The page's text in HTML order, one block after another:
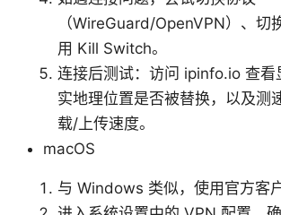
（WireGuard/OpenVPN）、切
用 Kill Switch。
连接后测试：访问 ipinfo.io 查看
实地理位置是否被替换，以及测
载/上传速度。
macOS
与 Windows 类似，使用官方客户